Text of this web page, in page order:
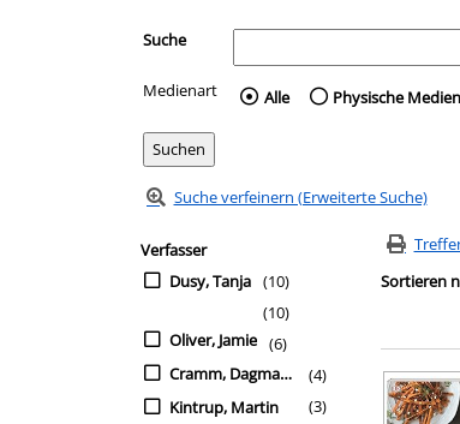
Suche
Medienart Wählen Sie die
Alle Physische Medien
Suche verfeinern (Erweiterte Suche)
Suchfilter
Zur Trefferliste springen
Verfasser
Dusy, Tanja (10)
Oliver, Jamie
(10)
Cramm, Dagmar von
(6)
Kintrup, Martin
(4)
(3)
Sortieren
Zu den